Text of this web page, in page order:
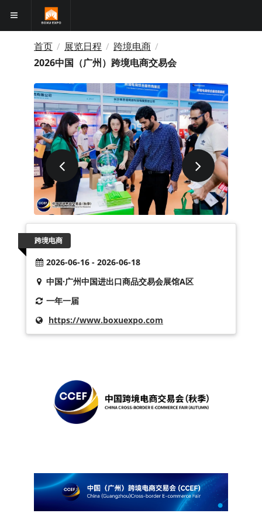
首页 / 展览日程 / 跨境电商 /
2026中国（广州）跨境电商交易会
跨境电商
2026-06-16 - 2026-06-18
中国·广州中国进出口商品交易会展馆A区
一年一届
https://www.boxuexpo.com